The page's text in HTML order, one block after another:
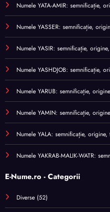
Numele YATA-AMIR: semnificație,
Numele YASSER: semnificație,
Numele YASIR: semnificație,
Numele YASHDJOB: semnificație,
Numele YARUB: semnificație,
Numele YAMIN: semnificație,
Numele YALA: semnificație,
Numele YAKRAB-MALIK-WATR:
E-Nume.ro - Categorii
Diverse (52)